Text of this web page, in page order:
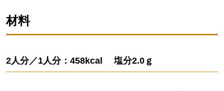
材料
2人分／1人分：458kcal 塩分2.0ｇ